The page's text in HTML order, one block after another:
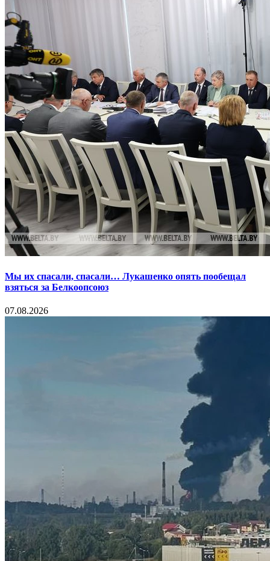
Мы их спасали, спасали… Лукашенко опять пообещал
взяться за Белкоопсоюз
07.08.2026